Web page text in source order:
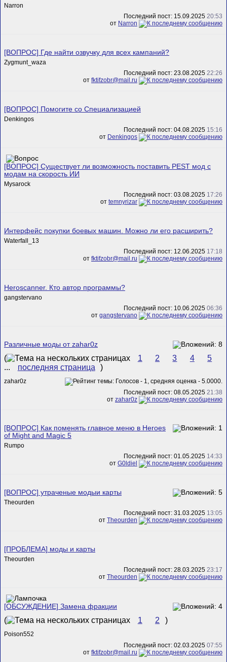
Narron
Последний пост: 15.09.2025 20:53
от Narron
[ВОПРОС] Где найти озвучку для всех кампаний?
Zygmunt_waza
Последний пост: 23.08.2025 22:26
от fktifzobr@mail.ru
[ВОПРОС] Помогите со Специализацией
Denkingos
Последний пост: 04.08.2025 15:16
от Denkingos
[ВОПРОС] Существует ли возможность поставить PEST мод с
модам на скорость ИИ
Mysarock
Последний пост: 03.08.2025 17:26
от temnyrizar
Интерфейс покупки боевых машин. Можно ли его расширить?
Waterfall_13
Последний пост: 12.06.2025 17:18
от fktifzobr@mail.ru
Heroscanner. Кто автор программы?
gangstervano
Последний пост: 10.06.2025 06:36
от gangstervano
Различные моды от zahar0z
( 1 2 3 4
5
...
последняя страница )
zahar0z
Последний пост: 08.05.2025 21:38
от zahar0z
[ВОПРОС] Как поменять главное меню в Heroes
of Might and Magic 5
Rumpo
Последний пост: 01.05.2025 14:33
от G0ldiel
[ВОПРОС] утраченые модыи карты
Theourden
Последний пост: 31.03.2025 13:05
от Theourden
[ПРОБЛЕМА] моды и карты
Theourden
Последний пост: 28.03.2025 23:17
от Theourden
[ОБСУЖДЕНИЕ] Замена фракции
( 1 2 )
Poison552
Последний пост: 02.03.2025 07:55
от fktifzobr@mail.ru